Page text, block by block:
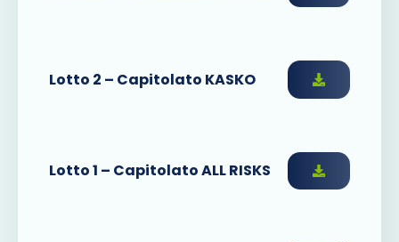
Lotto 2 – Capitolato KASKO
Lotto 1 – Capitolato ALL RISKS